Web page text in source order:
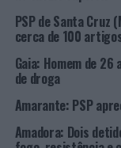
metálicos de
perfurantes, com
Por sua vez, uma
setembro, pelas
estabelecimento
Clara (Coimbra),
PSP de Santa Cruz
cerca de 100
Gaia: Homem de
de droga
Amarante: PSP
Amadora: Dois